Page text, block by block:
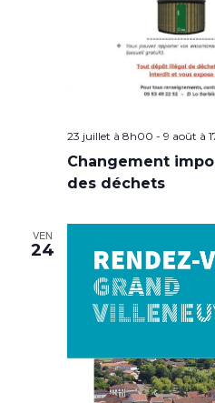
23 juillet à 8h00 - 9 août à
Changement
des déchets
VEN
24